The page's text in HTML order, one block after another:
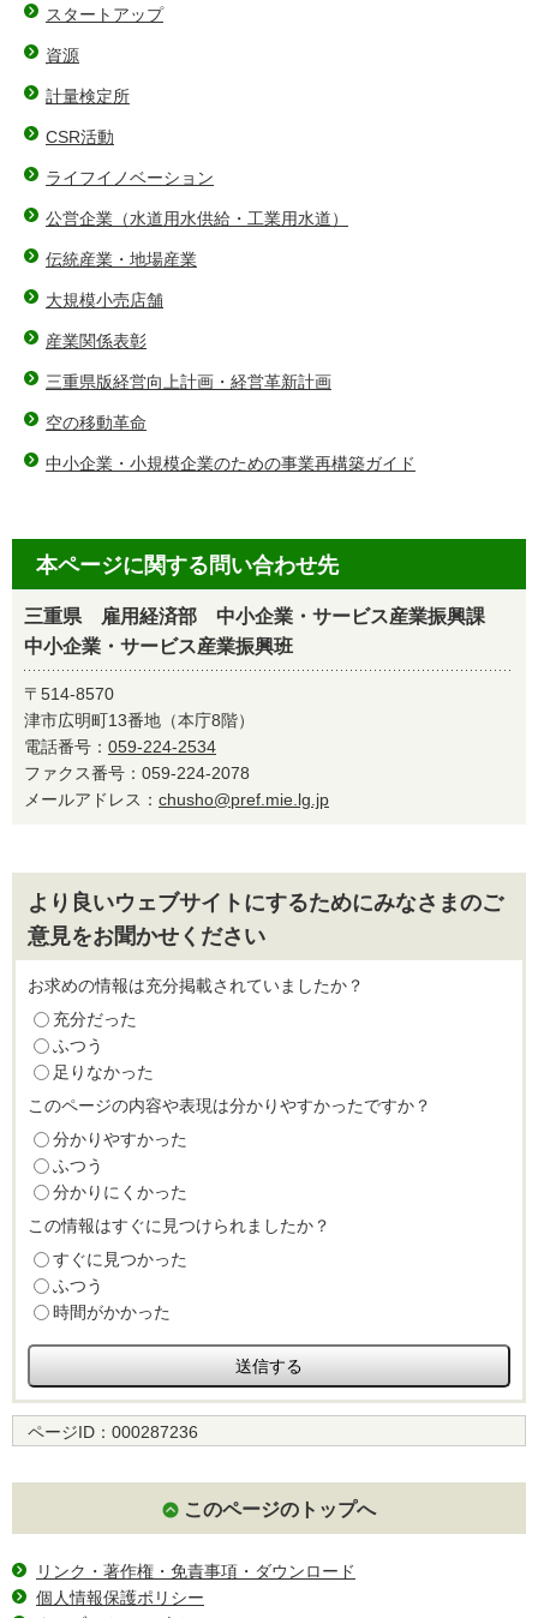
スタートアップ
資源
計量検定所
CSR活動
ライフイノベーション
公営企業（水道用水供給・工業用水道）
伝統産業・地場産業
大規模小売店舗
産業関係表彰
三重県版経営向上計画・経営革新計画
空の移動革命
中小企業・小規模企業のための事業再構築ガイド
本ページに関する問い合わせ先
三重県 雇用経済部 中小企業・サービス産業振興課
中小企業・サービス産業振興班
〒514-8570
津市広明町13番地（本庁8階）
電話番号： 059-224-2534
ファクス番号：059-224-2078
メールアドレス： chusho@pref.mie.lg.jp
より良いウェブサイトにするためにみなさまのご
意見をお聞かせください
お求めの情報は充分掲載されていましたか？
充分だった
ふつう
足りなかった
このページの内容や表現は分かりやすかったですか？
分かりやすかった
ふつう
分かりにくかった
この情報はすぐに見つけられましたか？
すぐに見つかった
ふつう
時間がかかった
ページID： 000287236
このページのトップへ
リンク・著作権・免責事項・ダウンロード
個人情報保護ポリシー